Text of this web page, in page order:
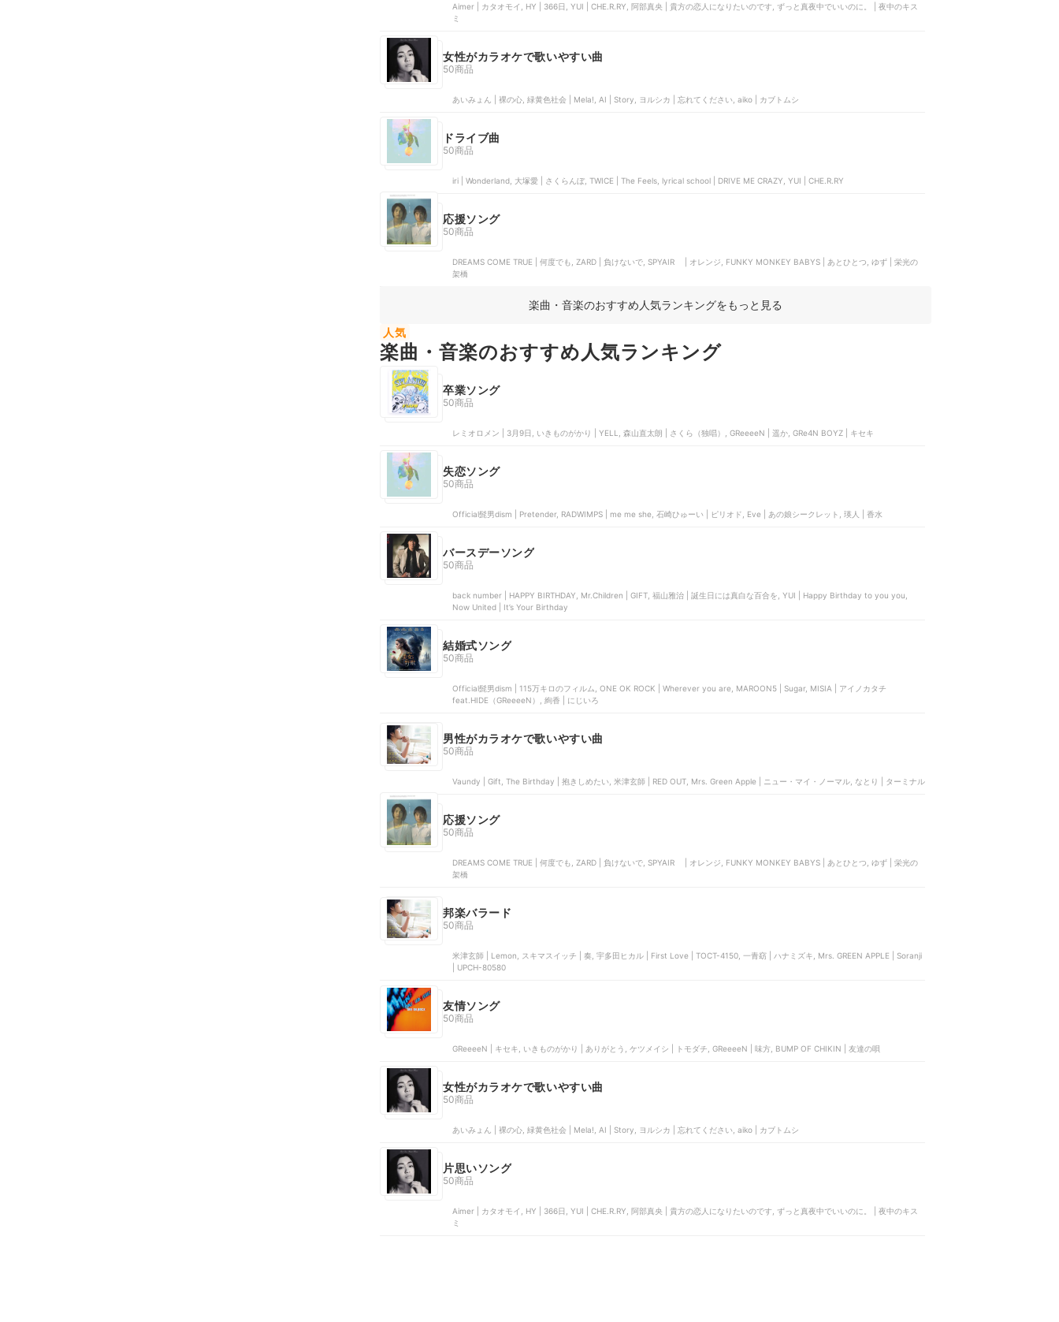
Aimer | カタオモイ, HY | 366日, YUI | CHE.R.RY, 阿部真央 | 貴方の恋人になりたいのです, ずっと真夜中でいいのに。 | 夜中のキス
ミ
女性がカラオケで歌いやすい曲
50商品
あいみょん | 裸の心, 緑黄色社会 | Mela!, AI | Story, ヨルシカ | 忘れてください, aiko | カブトムシ
ドライブ曲
50商品
iri | Wonderland, 大塚愛 | さくらんぼ, TWICE | The Feels, lyrical school | DRIVE ME CRAZY, YUI | CHE.R.RY
応援ソング
50商品
DREAMS COME TRUE | 何度でも, ZARD | 負けないで, SPYAIR | オレンジ, FUNKY MONKEY BABYS | あとひとつ, ゆず | 栄光の
架橋
楽曲・音楽のおすすめ人気ランキングをもっと見る
人気
楽曲・音楽のおすすめ人気ランキング
卒業ソング
50商品
レミオロメン | 3月9日, いきものがかり | YELL, 森山直太朗 | さくら（独唱）, GReeeeN | 遥か, GRe4N BOYZ | キセキ
失恋ソング
50商品
Official髭男dism | Pretender, RADWIMPS | me me she, 石崎ひゅーい | ピリオド, Eve | あの娘シークレット, 瑛人 | 香水
バースデーソング
50商品
back number | HAPPY BIRTHDAY, Mr.Children | GIFT, 福山雅治 | 誕生日には真白な百合を, YUI | Happy Birthday to you you,
Now United | It’s Your Birthday
結婚式ソング
50商品
Official髭男dism | 115万キロのフィルム, ONE OK ROCK | Wherever you are, MAROON5 | Sugar, MISIA | アイノカタチ
feat.HIDE（GReeeeN）, 絢香 | にじいろ
男性がカラオケで歌いやすい曲
50商品
Vaundy | Gift, The Birthday | 抱きしめたい, 米津玄師 | RED OUT, Mrs. Green Apple | ニュー・マイ・ノーマル, なとり | ターミナル
応援ソング
50商品
DREAMS COME TRUE | 何度でも, ZARD | 負けないで, SPYAIR | オレンジ, FUNKY MONKEY BABYS | あとひとつ, ゆず | 栄光の
架橋
邦楽バラード
50商品
米津玄師 | Lemon, スキマスイッチ | 奏, 宇多田ヒカル | First Love | TOCT-4150, 一青窈 | ハナミズキ, Mrs. GREEN APPLE | Soranji
| UPCH-80580
友情ソング
50商品
GReeeeN | キセキ, いきものがかり | ありがとう, ケツメイシ | トモダチ, GReeeeN | 味方, BUMP OF CHIKIN | 友達の唄
女性がカラオケで歌いやすい曲
50商品
あいみょん | 裸の心, 緑黄色社会 | Mela!, AI | Story, ヨルシカ | 忘れてください, aiko | カブトムシ
片思いソング
50商品
Aimer | カタオモイ, HY | 366日, YUI | CHE.R.RY, 阿部真央 | 貴方の恋人になりたいのです, ずっと真夜中でいいのに。 | 夜中のキス
ミ